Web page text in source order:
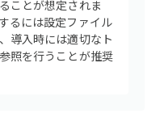
ことが想定されま
るには設定ファイル
導入時には適切なト
照を行うことが推奨